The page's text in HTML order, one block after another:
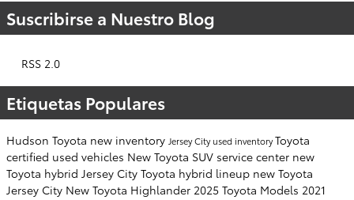
Suscribirse a Nuestro Blog
RSS 2.0
Etiquetas Populares
Hudson Toyota new inventory Jersey Cityused inventoryToyota
certified used vehicles New Toyota SUV service center new
Toyota hybrid Jersey City Toyota hybrid lineup new Toyota
Jersey City New Toyota Highlander 2025 Toyota Models 2021